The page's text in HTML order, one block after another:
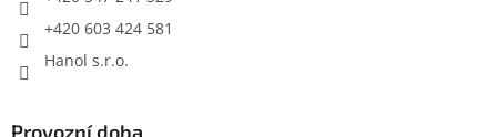
+420 603 424 581
Hanol s.r.o.
Provozní doba